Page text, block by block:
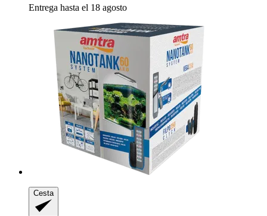
Entrega hasta el 18 agosto
Cesta